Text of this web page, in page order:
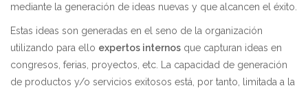
mediante la generación de ideas nuevas y que alcancen el éxito.
Estas ideas son generadas en el seno de la organización
utilizando para ello expertos internos que capturan ideas en
congresos, ferias, proyectos, etc. La capacidad de generación
de productos y/o servicios exitosos está, por tanto, limitada a la